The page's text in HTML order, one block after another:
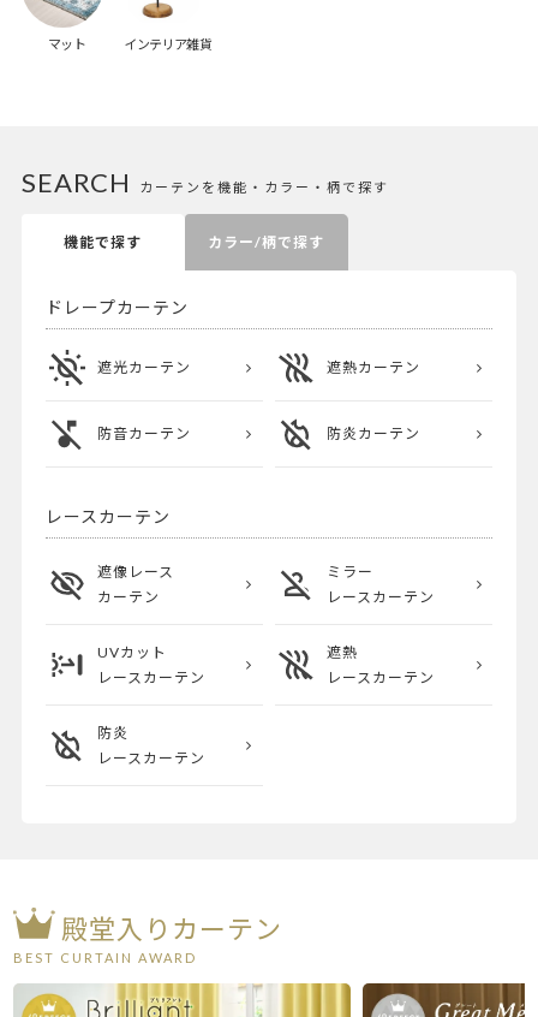
マット インテリア雑貨
カーテンを機能・カラー・柄で探す
SEARCH
機能で探す カラー/柄で探す
ドレープカーテン
遮光カーテン 遮熱カーテン
防音カーテン 防炎カーテン
レースカーテン
遮像レース
カーテン
ミラー
レースカーテン
UVカット
レースカーテン
遮熱
レースカーテン
防炎
レースカーテン
殿堂入りカーテン
BEST CURTAIN AWARD